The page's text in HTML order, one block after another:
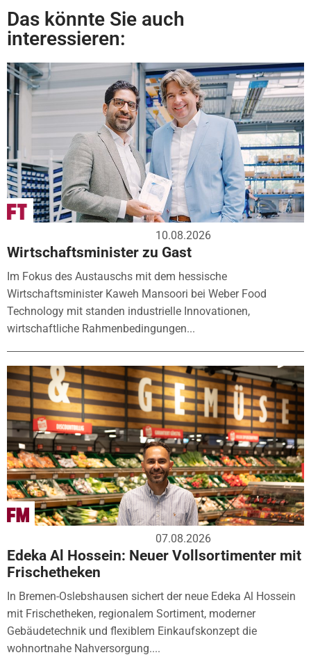
Das könnte Sie auch
interessieren:
10.08.2026
Wirtschaftsminister zu Gast
Im Fokus des Austauschs mit dem hessische
Wirtschaftsminister Kaweh Mansoori bei Weber Food
Technology mit standen industrielle Innovationen,
wirtschaftliche Rahmenbedingungen...
07.08.2026
Edeka Al Hossein: Neuer Vollsortimenter mit
Frischetheken
In Bremen-Oslebshausen sichert der neue Edeka Al Hossein
mit Frischetheken, regionalem Sortiment, moderner
Gebäudetechnik und flexiblem Einkaufskonzept die
wohnortnahe Nahversorgung....